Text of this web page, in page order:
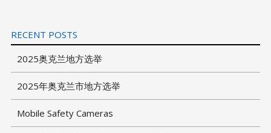
RECENT POSTS
2025奥克兰地方选举
2025年奥克兰市地方选举
Mobile Safety Cameras